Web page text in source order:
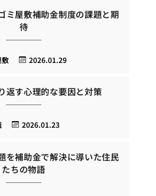
ミ屋敷補助金制度の課題と期
待
2026.01.29
敷
返す心理的な要因と対策
2026.01.23
を補助金で解決に導いた住民
たちの物語